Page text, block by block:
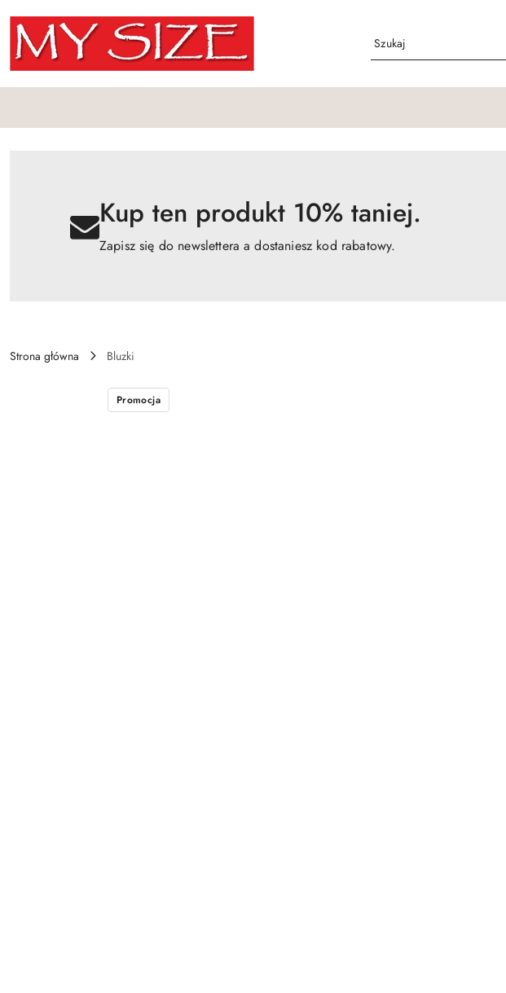
Przejdź do treści głównej
Przejdź do wyszukiwarki
Przejdź do moje konto
Przejdź do menu głównego
Przejdź do opisu produktu
Przejdź do stopki
Kup ten produkt 10% taniej.
Zapisz się do newslettera a dostaniesz kod rabatowy.
Strona główna Bluzki
Promocja